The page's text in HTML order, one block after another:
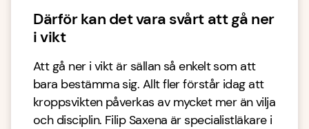
Därför kan det vara svårt att gå ner
i vikt
Att gå ner i vikt är sällan så enkelt som att
bara bestämma sig. Allt fler förstår idag att
kroppsvikten påverkas av mycket mer än vilja
och disciplin. Filip Saxena är specialistläkare i